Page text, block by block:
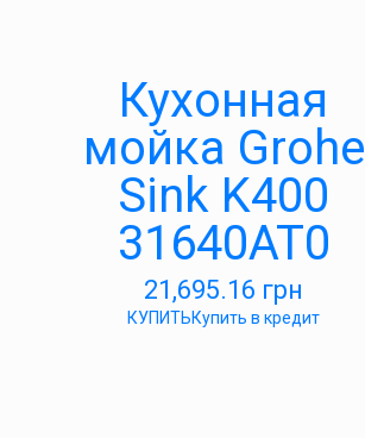
Кухонная
мойка Grohe
Sink K400
31640AT0
21,695.16 грн
КУПИТЬКупить в кредит